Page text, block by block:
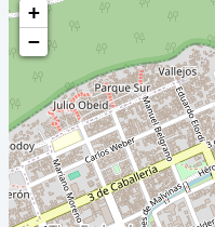
+
−